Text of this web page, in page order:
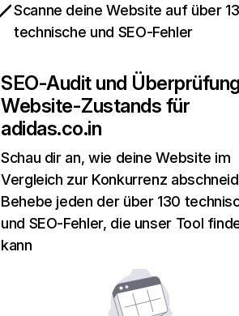
Scanne deine Website auf über
technische und SEO-Fehler
SEO-Audit und
Website-Zustands für
adidas.co.in
Schau dir an, wie deine Website im
Vergleich zur Konkurrenz
Behebe jeden der über 130
und SEO-Fehler, die unser Tool
kann